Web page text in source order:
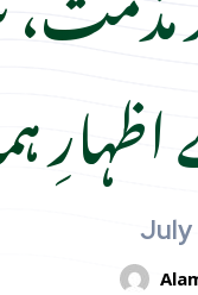
July